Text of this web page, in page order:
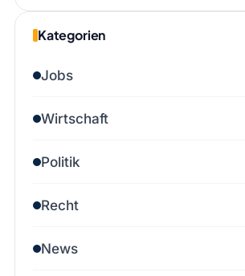
Kategorien
Jobs
Wirtschaft
Politik
Recht
News